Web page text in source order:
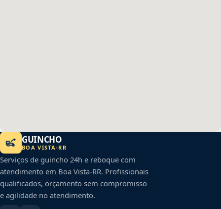
GUINCHO
BOA VISTA-RR
Serviços de guincho 24h e reboque com
atendimento em Boa Vista-RR. Profissionais
qualificados, orçamento sem compromisso
e agilidade no atendimento.